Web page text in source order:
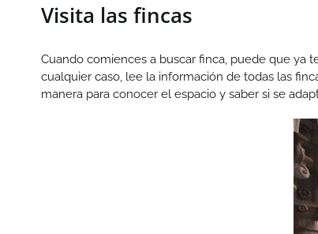
Visita las fincas
Cuando comiences a buscar finca, puede que ya
cualquier caso, lee la información de todas las
manera para conocer el espacio y saber si se